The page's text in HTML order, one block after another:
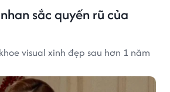
sắc quyến rũ của
visual xinh đẹp sau hơn 1 năm